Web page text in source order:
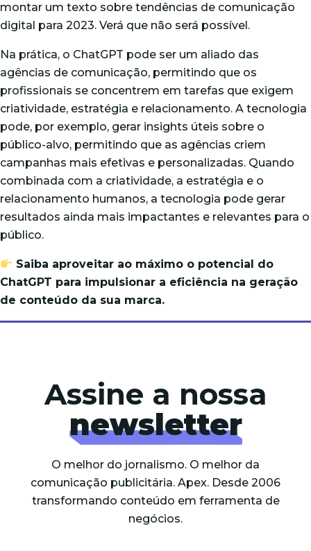
montar um texto sobre tendências de comunicação
digital para 2023. Verá que não será possível.
Na prática, o ChatGPT pode ser um aliado das
agências de comunicação, permitindo que os
profissionais se concentrem em tarefas que exigem
criatividade, estratégia e relacionamento. A tecnologia
pode, por exemplo, gerar insights úteis sobre o
público-alvo, permitindo que as agências criem
campanhas mais efetivas e personalizadas. Quando
combinada com a criatividade, a estratégia e o
relacionamento humanos, a tecnologia pode gerar
resultados ainda mais impactantes e relevantes para o
público.
Saiba aproveitar ao máximo o potencial do
ChatGPT para impulsionar a eficiência na geração
de conteúdo da sua marca.
Assine a nossa
newsletter
O melhor do jornalismo. O melhor da
comunicação publicitária. Apex. Desde 2006
transformando conteúdo em ferramenta de
negócios.